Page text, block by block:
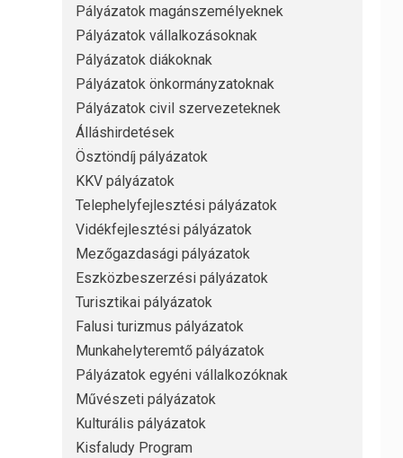
Pályázatok magánszemélyeknek
Pályázatok vállalkozásoknak
Pályázatok diákoknak
Pályázatok önkormányzatoknak
Pályázatok civil szervezeteknek
Álláshirdetések
Ösztöndíj pályázatok
KKV pályázatok
Telephelyfejlesztési pályázatok
Vidékfejlesztési pályázatok
Mezőgazdasági pályázatok
Eszközbeszerzési pályázatok
Turisztikai pályázatok
Falusi turizmus pályázatok
Munkahelyteremtő pályázatok
Pályázatok egyéni vállalkozóknak
Művészeti pályázatok
Kulturális pályázatok
Kisfaludy Program